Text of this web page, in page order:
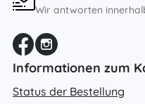
Wir antworten
Informationen zum
Status der Bestellung